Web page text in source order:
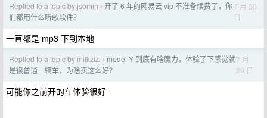
Replied to a topic by jsomin › 开了 6 年的网易云 vip 不准备续费了，你
们都用什么听歌软件？
7 月 30
日
一直都是 mp3 下到本地
Replied to a topic by milkzizi › model Y 到底有啥魔力，体验了下感觉就
是很普通一辆车，为啥卖这么好？
7 月
29 日
可能你之前开的车体验很好